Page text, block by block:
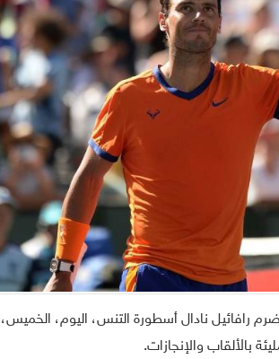
رافائيل نادال أسطورة التنس، اليوم، الخميس،
بالألقاب والإنجازات.